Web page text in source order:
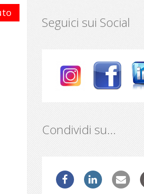
Seguici sui Social
Condividi su…